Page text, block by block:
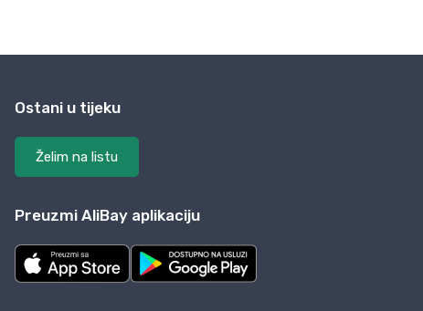
Ostani u tijeku
Želim na listu
Preuzmi AliBay aplikaciju